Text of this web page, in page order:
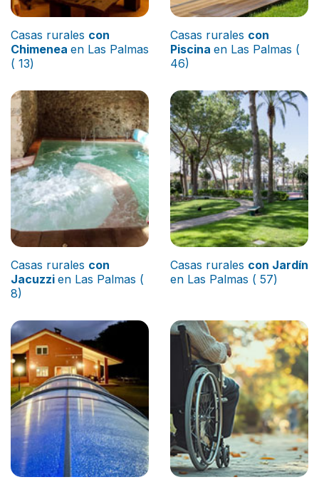
Casas rurales con
Chimenea en Las Palmas
( 13)
Casas rurales con
Piscina en Las Palmas (
46)
Casas rurales con
Jacuzzi en Las Palmas (
8)
Casas rurales con Jardín
en Las Palmas ( 57)